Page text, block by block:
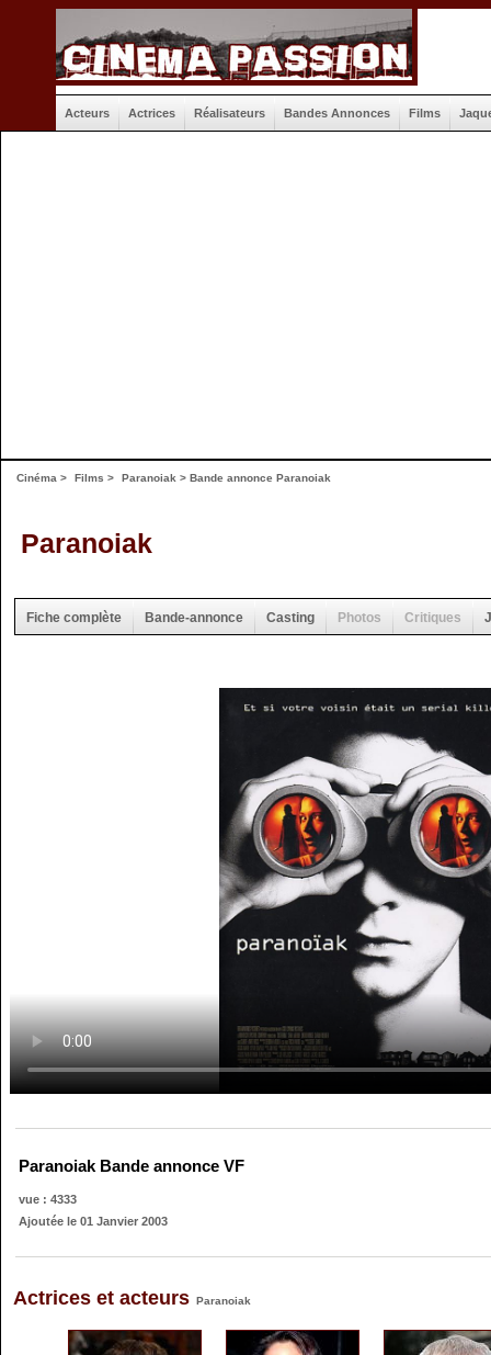
Acteurs Actrices Réalisateurs Bandes Annonces Films
Cinéma > Films > Paranoiak > Bande annonce Paranoiak
Paranoiak
Fiche complète Bande-annonce Casting Photos Critiques
Paranoiak Bande annonce VF
vue : 4333
Ajoutée le 01 Janvier 2003
Actrices et acteurs Paranoiak